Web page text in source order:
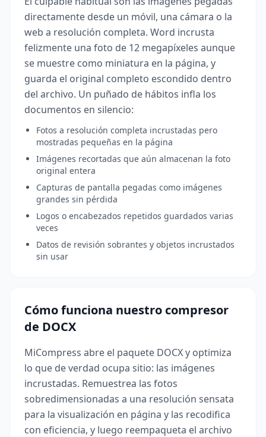
directamente desde un móvil, una cámara o la
web a resolución completa. Word incrusta
felizmente una foto de 12 megapíxeles aunque
se muestre como miniatura en la página, y
guarda el original completo escondido dentro
del archivo. Un puñado de hábitos infla los
documentos en silencio:
Fotos a resolución completa incrustadas pero
mostradas pequeñas en la página
Imágenes recortadas que aún almacenan la foto
original entera
Capturas de pantalla pegadas como imágenes
grandes sin pérdida
Logos o encabezados repetidos guardados varias
veces
Datos de revisión sobrantes y objetos incrustados
sin usar
Cómo funciona nuestro compresor
de DOCX
MiCompress abre el paquete DOCX y optimiza
lo que de verdad ocupa sitio: las imágenes
incrustadas. Remuestrea las fotos
sobredimensionadas a una resolución sensata
para la visualización en página y las recodifica
con eficiencia, y luego reempaqueta el archivo